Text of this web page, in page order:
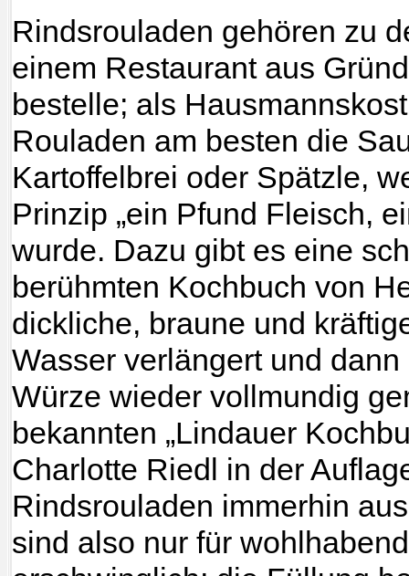
Rindsrouladen gehören zu
einem Restaurant aus
bestelle; als
Rouladen am besten die
Kartoffelbrei oder Spätzle,
Prinzip „ein Pfund Fleisch,
wurde. Dazu gibt es eine
berühmten Kochbuch von
dickliche, braune und
Wasser verlängert und
Würze wieder vollmundig
bekannten „Lindauer
Charlotte Riedl in der
Rindsrouladen immerhin
sind also nur für